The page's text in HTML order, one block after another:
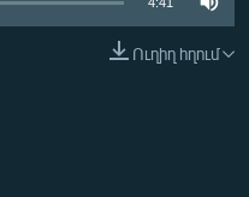
Ուղիղ հղում